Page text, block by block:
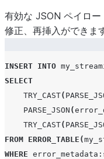
有効な JSON ペイロー
修正、再挿入ができま
INSERT INTO
SELECT
TRY_CAST(
PARSE_JSON (
TRY_CAST(
FROM ERROR_TABLE (
WHERE error_metadata